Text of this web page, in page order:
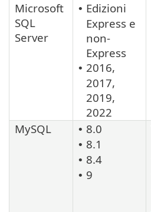
Microsoft
SQL
Server
• Edizioni
Express e
non-
Express
• 2016,
2017,
2019,
2022
MySQL • 8.0
• 8.1
• 8.4
• 9